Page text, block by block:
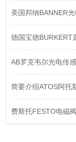
美国邦纳BANNER
德国宝德BURKERT
AB罗克韦尔光电传
简要介绍ATOS阿托
费斯托FESTO电磁